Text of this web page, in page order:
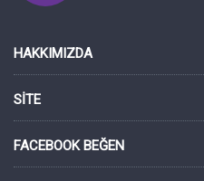
HAKKIMIZDA
SITE
FACEBOOK BEĞEN